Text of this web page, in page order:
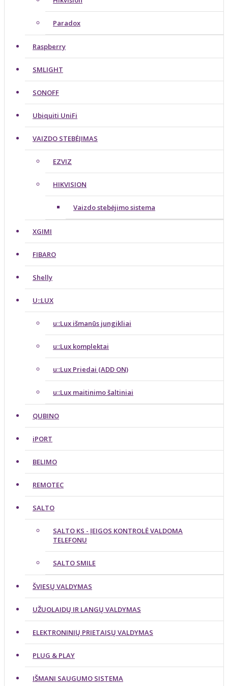
Paradox
Raspberry
SMLIGHT
SONOFF
Ubiquiti UniFi
VAIZDO STEBĖJIMAS
EZVIZ
HIKVISION
Vaizdo stebėjimo sistema
XGIMI
FIBARO
Shelly
U::LUX
u::Lux išmanūs jungikliai
u::Lux komplektai
u::Lux Priedai (ADD ON)
u::Lux maitinimo šaltiniai
QUBINO
iPORT
BELIMO
REMOTEC
SALTO
SALTO KS - ĮEIGOS KONTROLĖ VALDOMA
TELEFONU
SALTO SMILE
ŠVIESŲ VALDYMAS
UŽUOLAIDŲ IR LANGŲ VALDYMAS
ELEKTRONINIŲ PRIETAISŲ VALDYMAS
PLUG & PLAY
IŠMANI SAUGUMO SISTEMA